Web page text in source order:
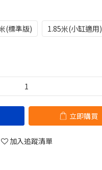
(標準版)
1.85米(小缸適用)
立即購買
加入追蹤清單